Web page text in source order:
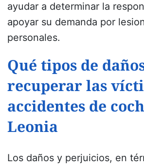
ayudar a determinar la
apoyar su demanda por
personales.
Qué tipos de
recuperar las
accidentes de
Leonia
Los daños y perjuicios, en